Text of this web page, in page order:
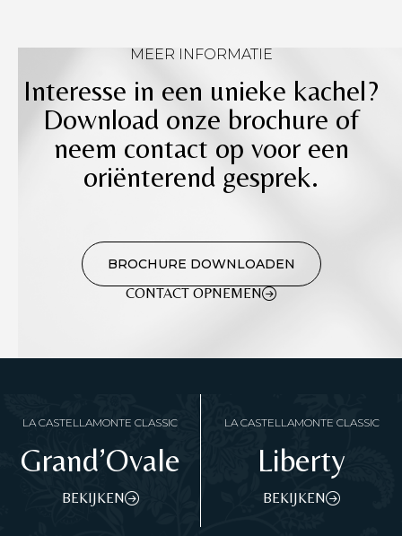
MEER INFORMATIE
Interesse in een unieke kachel?
Download onze brochure of
neem contact op voor een
oriënterend gesprek.
BROCHURE DOWNLOADEN
CONTACT OPNEMEN
LA CASTELLAMONTE CLASSIC
Grand’Ovale
BEKIJKEN
LA CASTELLAMONTE CLASSIC
Liberty
BEKIJKEN